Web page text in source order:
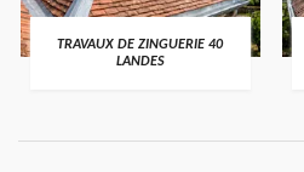
TRAVAUX DE ZINGUERIE 40
LANDES